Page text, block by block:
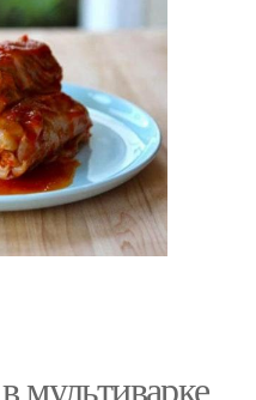
мультиварке